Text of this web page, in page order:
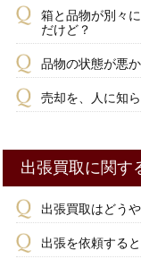
箱と品物が別々
だけど？
品物の状態が悪
売却を、人に知
出張買取に関す
出張買取はどう
出張を依頼する